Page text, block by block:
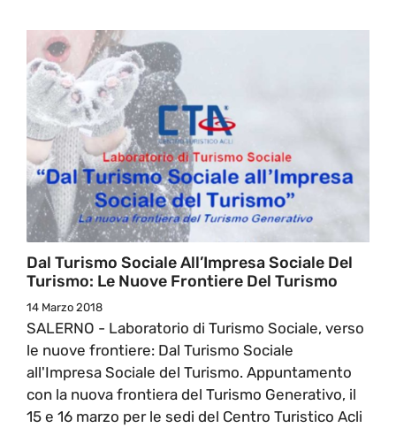
Dal Turismo Sociale All’Impresa Sociale Del
Turismo: Le Nuove Frontiere Del Turismo
14 Marzo 2018
SALERNO - Laboratorio di Turismo Sociale, verso
le nuove frontiere: Dal Turismo Sociale
all'Impresa Sociale del Turismo. Appuntamento
con la nuova frontiera del Turismo Generativo, il
15 e 16 marzo per le sedi del Centro Turistico Acli